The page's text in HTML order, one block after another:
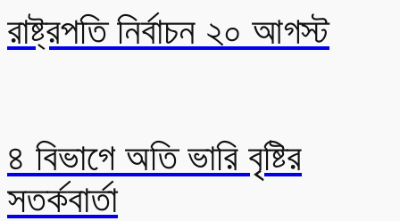
রাষ্ট্রপতি নির্বাচন ২০ আগস্ট
৪ বিভাগে অতি ভারি বৃষ্টির
সতর্কবার্তা